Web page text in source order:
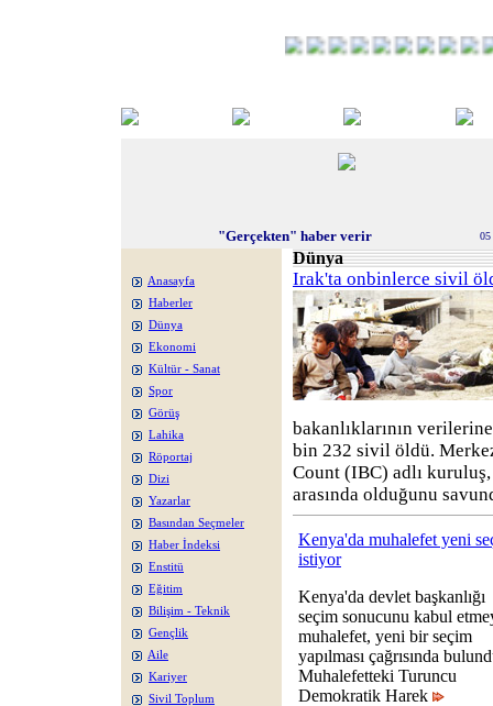
"Gerçekten" haber verir 05
Anasayfa
Haberler
Dünya
Ekonomi
Kültür - Sanat
Spor
Görüş
Lahika
Röportaj
Dizi
Yazarlar
Basından Seçmeler
Haber İndeksi
Enstitü
Eğitim
Bilişim - Teknik
Gençlik
Aile
Kariyer
Sivil Toplum
Dünya
Irak'ta onbinlerce sivil
bakanlıklarının
bin 232 sivil öldü.
Count (IBC) adlı
arasında olduğunu
Kenya'da muhalefet yeni
istiyor
Kenya'da devlet başkanlığı
seçim sonucunu kabul
muhalefet, yeni bir seçim
yapılması çağrısında
Muhalefetteki Turuncu
Demokratik Harek